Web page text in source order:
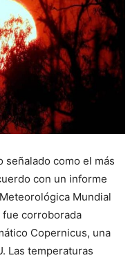
señalado como el más
con un informe
Mundial
fue corroborada
Copernicus, una
Las temperaturas